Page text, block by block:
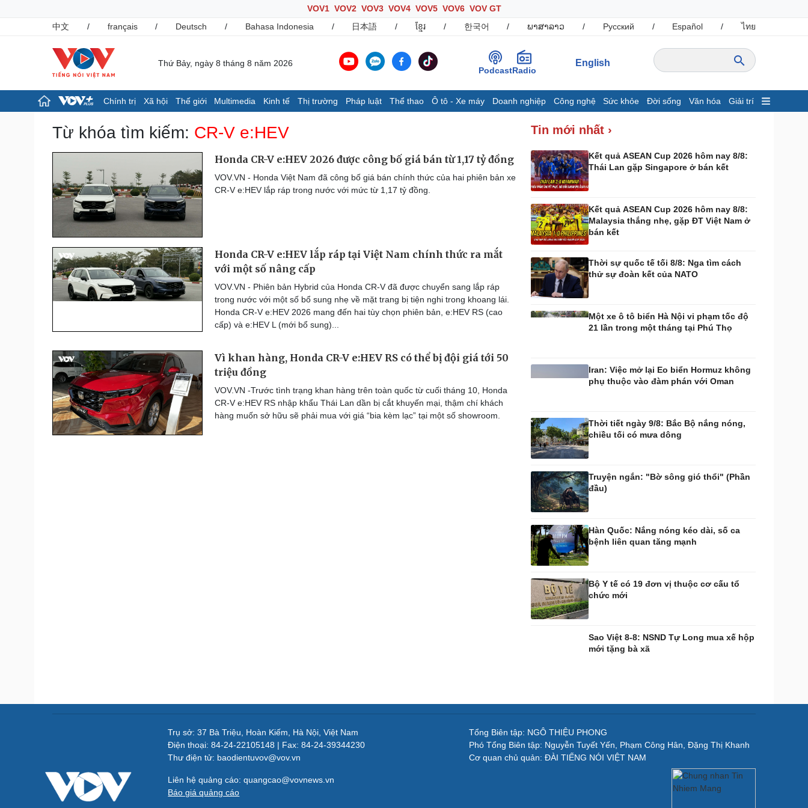
VOV1 VOV2 VOV3 VOV4 VOV5 VOV6 VOV GT
中文
/ français / Deutsch / Bahasa Indonesia / 日本語 / ខ្មែរ / 한국어 / ພາສາລາວ / Русский / Español / ไทย
Thứ Bảy, ngày 8 tháng 8 năm 2026
PodcastRadio
English
Chính trị Xã hội Thế giới Multimedia Kinh tế Thị trường Pháp luật Thể thao Ô tô - Xe máy Doanh nghiệp Công nghệ Sức khỏe Đời sống Văn hóa Giải trí
Chính trị
Tổ chức nhân sự
Nhận diện sự thật
Xã hội
Giáo dục
Dấu ấn VOV
Việc làm
Biển đảo
Cuộc sống đó đây
Video
Infographic
Kinh tế
Khởi nghiệp
Tiêu dùng
Tỷ giá
Pháp luật
Tin nóng
Tư vấn luật
Thể thao
Bóng đá quốc tế
Bóng đá Việt Nam
Thế giới thể thao
Lịch thi đấu bóng đá
Hậu trường
Xe máy
Tư vấn
Doanh nghiệp 24h
Công nghệ
Sành điệu
Trải nghiệm
Chuyển đổi số
Sức khỏe
Sản phụ khoa
Nhi khoa
Phòng mạch online
Ăn sạch sống khỏe
Đời sống
Nhà đẹp
Tình yêu - Gia đình
Blog
Văn hóa
Sân khấu - Điện ảnh
Văn học
Âm nhạc
Di sản
Sao Việt
Du lịch
Tư vấn
check-in
Vũ khí
Việt Nam
Từ khóa tìm kiếm: CR-V e:HEV
Honda CR-V e:HEV 2026 được công bố giá bán từ 1,17 tỷ đồng
VOV.VN - Honda Việt Nam đã công bố giá bán chính thức của hai phiên bản xe
CR-V e:HEV lắp ráp trong nước với mức từ 1,17 tỷ đồng.
Honda CR-V e:HEV lắp ráp tại Việt Nam chính thức ra mắt
với một số nâng cấp
VOV.VN - Phiên bản Hybrid của Honda CR-V đã được chuyển sang lắp ráp
trong nước với một số bổ sung nhẹ về mặt trang bị tiện nghi trong khoang lái.
Honda CR-V e:HEV 2026 mang đến hai tùy chọn phiên bản, e:HEV RS (cao
cấp) và e:HEV L (mới bổ sung)...
Vì khan hàng, Honda CR-V e:HEV RS có thể bị đội giá tới 50
triệu đồng
VOV.VN -Trước tình trạng khan hàng trên toàn quốc từ cuối tháng 10, Honda
CR-V e:HEV RS nhập khẩu Thái Lan dần bị cắt khuyến mại, thậm chí khách
hàng muốn sở hữu sẽ phải mua với giá “bia kèm lạc” tại một số showroom.
Tin mới nhất ›
Kết quả ASEAN Cup 2026 hôm nay 8/8:
Thái Lan gặp Singapore ở bán kết
Kết quả ASEAN Cup 2026 hôm nay 8/8:
Malaysia thắng nhẹ, gặp ĐT Việt Nam ở
bán kết
Thời sự quốc tế tối 8/8: Nga tìm cách
thử sự đoàn kết của NATO
Một xe ô tô biển Hà Nội vi phạm tốc độ
21 lần trong một tháng tại Phú Thọ
Iran: Việc mở lại Eo biển Hormuz không
phụ thuộc vào đàm phán với Oman
Thời tiết ngày 9/8: Bắc Bộ nắng nóng,
chiều tối có mưa dông
Truyện ngắn: "Bờ sông gió thổi" (Phần
đầu)
Hàn Quốc: Nắng nóng kéo dài, số ca
bệnh liên quan tăng mạnh
Bộ Y tế có 19 đơn vị thuộc cơ cấu tổ
chức mới
Sao Việt 8-8: NSND Tự Long mua xế hộp
mới tặng bà xã
Trụ sở: 37 Bà Triệu, Hoàn Kiếm, Hà Nội, Việt Nam
Điện thoại: 84-24-22105148 | Fax: 84-24-39344230
Thư điện tử: baodientuvov@vov.vn
Liên hệ quảng cáo: quangcao@vovnews.vn
Báo giá quảng cáo
Tổng Biên tập: NGÔ THIỆU PHONG
Phó Tổng Biên tập: Nguyễn Tuyết Yến, Phạm Công Hân, Đặng Thị Khanh
Cơ quan chủ quản: ĐÀI TIẾNG NÓI VIỆT NAM